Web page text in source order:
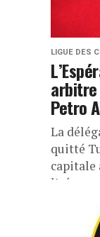
LIGUE DES
Petro
La
quitté
capitale